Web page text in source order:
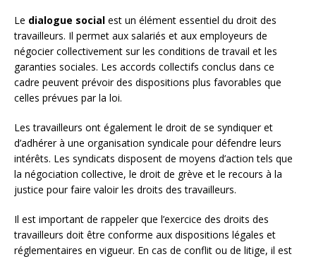
Le dialogue social est un élément essentiel du droit des
travailleurs. Il permet aux salariés et aux employeurs de
négocier collectivement sur les conditions de travail et les
garanties sociales. Les accords collectifs conclus dans ce
cadre peuvent prévoir des dispositions plus favorables que
celles prévues par la loi.
Les travailleurs ont également le droit de se syndiquer et
d’adhérer à une organisation syndicale pour défendre leurs
intérêts. Les syndicats disposent de moyens d’action tels que
la négociation collective, le droit de grève et le recours à la
justice pour faire valoir les droits des travailleurs.
Il est important de rappeler que l’exercice des droits des
travailleurs doit être conforme aux dispositions légales et
réglementaires en vigueur. En cas de conflit ou de litige, il est